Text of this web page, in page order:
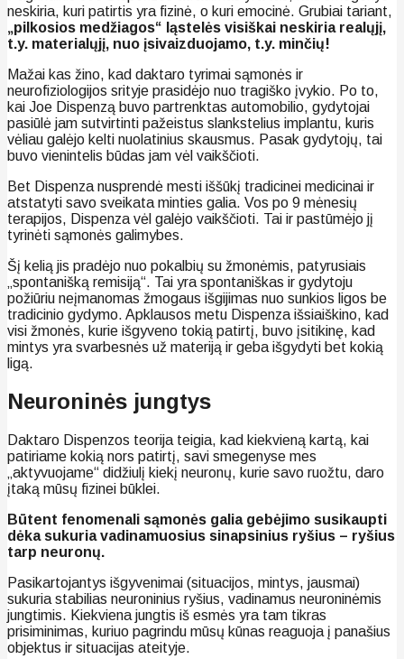
neskiria, kuri patirtis yra fizinė, o kuri emocinė. Grubiai tariant,
„pilkosios medžiagos“ ląstelės visiškai neskiria realųjį,
t.y. materialųjį, nuo įsivaizduojamo, t.y. minčių!
Mažai kas žino, kad daktaro tyrimai sąmonės ir
neurofiziologijos srityje prasidėjo nuo tragiško įvykio. Po to,
kai Joe Dispenzą buvo partrenktas automobilio, gydytojai
pasiūlė jam sutvirtinti pažeistus slankstelius implantu, kuris
vėliau galėjo kelti nuolatinius skausmus. Pasak gydytojų, tai
buvo vienintelis būdas jam vėl vaikščioti.
Bet Dispenza nusprendė mesti iššūkį tradicinei medicinai ir
atstatyti savo sveikata minties galia. Vos po 9 mėnesių
terapijos, Dispenza vėl galėjo vaikščioti. Tai ir pastūmėjo jį
tyrinėti sąmonės galimybes.
Šį kelią jis pradėjo nuo pokalbių su žmonėmis, patyrusiais
„spontanišką remisiją“. Tai yra spontaniškas ir gydytoju
požiūriu neįmanomas žmogaus išgijimas nuo sunkios ligos be
tradicinio gydymo. Apklausos metu Dispenza išsiaiškino, kad
visi žmonės, kurie išgyveno tokią patirtį, buvo įsitikinę, kad
mintys yra svarbesnės už materiją ir geba išgydyti bet kokią
ligą.
Neuroninės jungtys
Daktaro Dispenzos teorija teigia, kad kiekvieną kartą, kai
patiriame kokią nors patirtį, savi smegenyse mes
„aktyvuojame“ didžiulį kiekį neuronų, kurie savo ruožtu, daro
įtaką mūsų fizinei būklei.
Būtent fenomenali sąmonės galia gebėjimo susikaupti
dėka sukuria vadinamuosius sinapsinius ryšius – ryšius
tarp neuronų.
Pasikartojantys išgyvenimai (situacijos, mintys, jausmai)
sukuria stabilias neuroninius ryšius, vadinamus neuroninėmis
jungtimis. Kiekviena jungtis iš esmės yra tam tikras
prisiminimas, kuriuo pagrindu mūsų kūnas reaguoja į panašius
objektus ir situacijas ateityje.